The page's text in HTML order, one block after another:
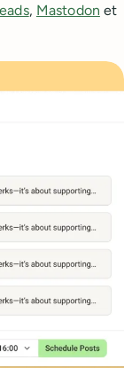
, Mastodon et